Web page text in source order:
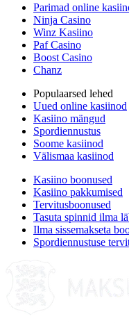
Parimad online
Ninja Casino
Winz Kasiino
Paf Casino
Boost Casino
Chanz
Populaarsed lehed
Uued online kasiinod
Kasiino mängud
Spordiennustus
Soome kasiinod
Välismaa kasiinod
Kasiino boonused
Kasiino pakkumised
Tervitusboonused
Tasuta spinnid ilma
Ilma sissemakseta
Spordiennustuse